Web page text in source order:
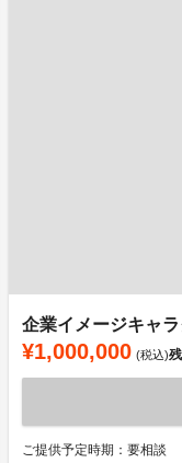
企業イメージキャラ
¥1,000,000 (税込)
ご提供予定時期：要相談